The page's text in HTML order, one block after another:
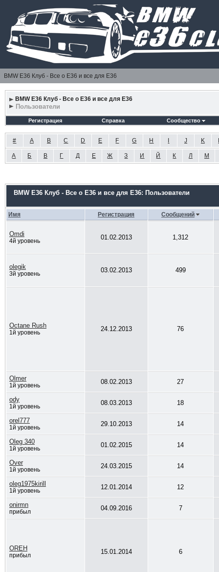
BMW E36 Клуб - Все о Е36 и все для Е36
BMW E36 Клуб - Все о Е36 и все для Е36
Пользователи
Регистрация Справка Сообщество
# A B C D E F G H J K
А Б В Г Д Е Ж З И Й К Л М
BMW E36 Клуб - Все о Е36 и все для Е36: Пользователи
Имя Регистрация Сообщений
Omdi
4й уровень 01.02.2013 1,312
olegik
3й уровень 03.02.2013 499
Octane Rush
1й уровень 24.12.2013 76
Olmer
1й уровень 08.02.2013 27
ody
1й уровень 08.03.2013 18
orel777
1й уровень 29.10.2013 14
Oleg 340
1й уровень 01.02.2015 14
Over
1й уровень 24.03.2015 14
oleg1975kirill
1й уровень 12.01.2014 12
onirmn
прибыл 04.09.2016 7
OREH
прибыл 15.01.2014 6